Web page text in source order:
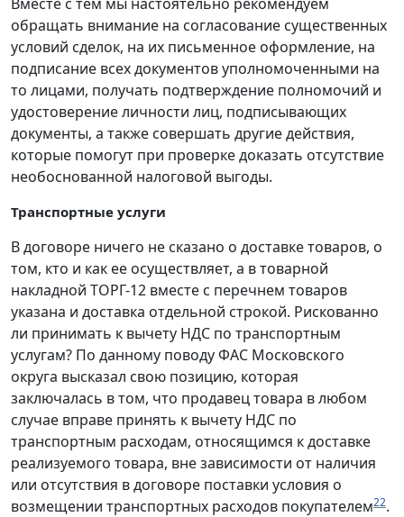
обращать внимание на согласование существенных
условий сделок, на их письменное оформление, на
подписание всех документов уполномоченными на
то лицами, получать подтверждение полномочий и
удостоверение личности лиц, подписывающих
документы, а также совершать другие действия,
которые помогут при проверке доказать отсутствие
необоснованной налоговой выгоды.
Транспортные услуги
В договоре ничего не сказано о доставке товаров, о
том, кто и как ее осуществляет, а в товарной
накладной ТОРГ-12 вместе с перечнем товаров
указана и доставка отдельной строкой. Рискованно
ли принимать к вычету НДС по транспортным
услугам? По данному поводу ФАС Московского
округа высказал свою позицию, которая
заключалась в том, что продавец товара в любом
случае вправе принять к вычету НДС по
транспортным расходам, относящимся к доставке
реализуемого товара, вне зависимости от наличия
или отсутствия в договоре поставки условия о
возмещении транспортных расходов покупателем22.